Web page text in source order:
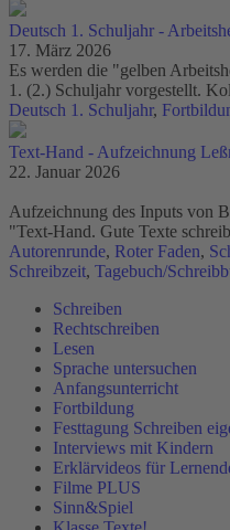
Deutsch 1. Schuljahr -
17. März 2026
Es werden die "gelben
1. (2.) Schuljahr vorgestellt.
Deutsch 1. Schuljahr,
Text-Hand - Aufzeichnung
22. Januar 2026
Aufzeichnung des Inputs von
"Text-Hand. Gute Texte
Autorenrunde, Roter Faden,
Schreibzeit, Tagebuch/
Schreiben
Rechtschreiben
Lesen
Sprache untersuchen
Anfangsunterricht
Fortbildung
Festtagung Schreiben
Interviews mit Kindern
Erklärvideos für
Filme PLUS
Sinn&Spiel